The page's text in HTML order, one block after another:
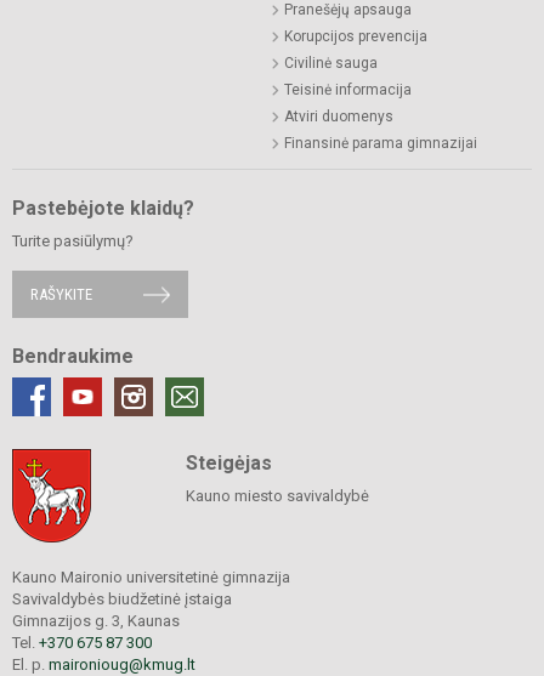
Pranešėjų apsauga
Korupcijos prevencija
Civilinė sauga
Teisinė informacija
Atviri duomenys
Finansinė parama gimnazijai
Pastebėjote klaidų?
Turite pasiūlymų?
RAŠYKITE
Bendraukime
Steigėjas
Kauno miesto savivaldybė
Kauno Maironio universitetinė gimnazija
Savivaldybės biudžetinė įstaiga
Gimnazijos g. 3, Kaunas
Tel. +370 675 87 300
El. p. maironioug@kmug.lt